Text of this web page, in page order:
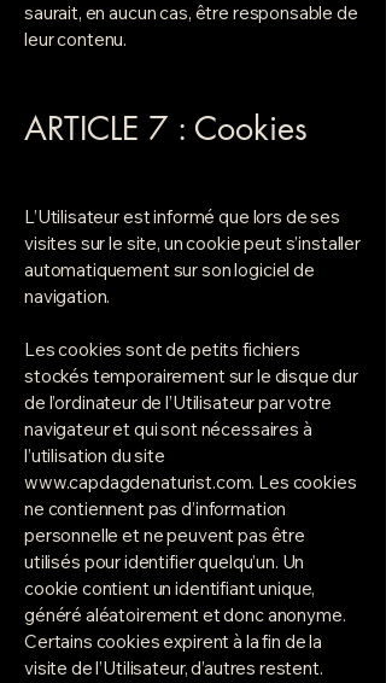
saurait, en aucun cas, être responsable de
leur contenu.
ARTICLE 7 : Cookies
L’Utilisateur est informé que lors de ses
visites sur le site, un cookie peut s’installer
automatiquement sur son logiciel de
navigation.
Les cookies sont de petits fichiers
stockés temporairement sur le disque dur
de l’ordinateur de l’Utilisateur par votre
navigateur et qui sont nécessaires à
l’utilisation du site
www.capdagdenaturist.com. Les cookies
ne contiennent pas d’information
personnelle et ne peuvent pas être
utilisés pour identifier quelqu’un. Un
cookie contient un identifiant unique,
généré aléatoirement et donc anonyme.
Certains cookies expirent à la fin de la
visite de l’Utilisateur, d’autres restent.